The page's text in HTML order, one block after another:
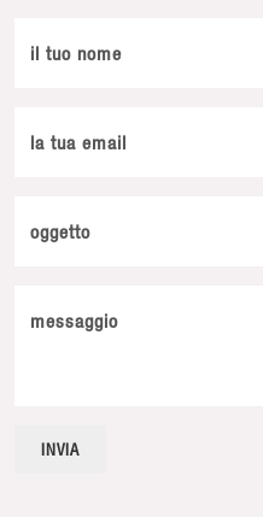
il tuo nome
la tua email
oggetto
messaggio